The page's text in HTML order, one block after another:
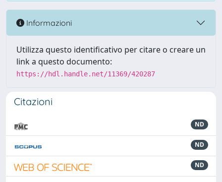
Informazioni
Utilizza questo identificativo per citare o creare un
link a questo documento:
https://hdl.handle.net/11369/420287
Citazioni
ND
ND
ND